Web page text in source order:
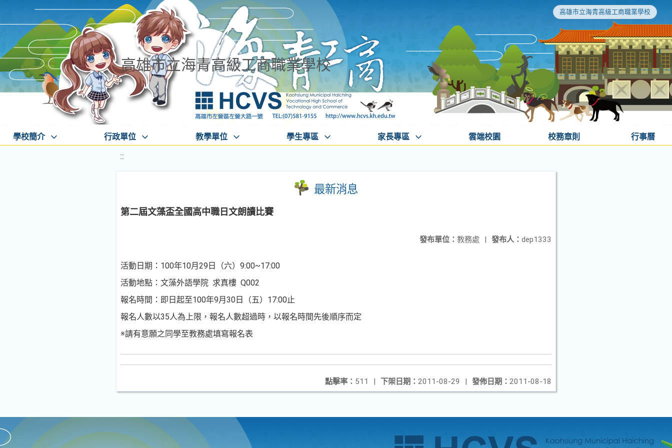
高雄市立海青高級工商職業學校
高雄市立海青高級工商職業學校
學校簡介 行政單位 教學單位 學生專區 家長專區 雲端校園 校務章則 行事曆
:::
最新消息
第二屆文藻盃全國高中職日文朗讀比賽
發布人： dep1333
發布單位： 教務處 |
活動日期：100年10月29日（六）9:00~17:00
活動地點：文藻外語學院 求真樓 Q002
報名時間：即日起至100年9月30日（五）17:00止
報名人數以35人為上限，報名人數超過時，以報名時間先後順序而定
※請有意願之同學至教務處填寫報名表
發佈日期： 2011-08-18
下架日期： 2011-08-29 |
點擊率： 511 |